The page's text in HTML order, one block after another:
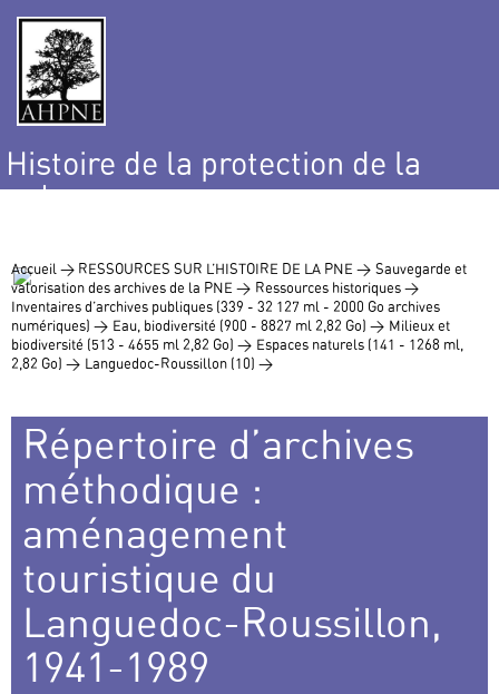
Histoire de la protection de la
nature
Accueil > RESSOURCES SUR L’HISTOIRE DE LA PNE > Sauvegarde et
valorisation des archives de la PNE > Ressources historiques >
Inventaires d’archives publiques (339 - 32 127 ml - 2000 Go archives
numériques) > Eau, biodiversité (900 - 8827 ml 2,82 Go) > Milieux et
biodiversité (513 - 4655 ml 2,82 Go) > Espaces naturels (141 - 1268 ml,
2,82 Go) > Languedoc-Roussillon (10) >
Répertoire d’archives
méthodique :
aménagement
touristique du
Languedoc-Roussillon,
1941-1989